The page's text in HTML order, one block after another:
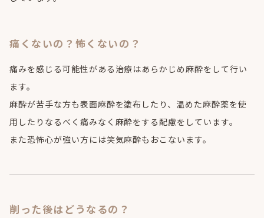
痛くないの？怖くないの？
痛みを感じる可能性がある治療はあらかじめ麻酔をして行い
ます。
麻酔が苦手な方も表面麻酔を塗布したり、温めた麻酔薬を使
用したりなるべく痛みなく麻酔をする配慮をしています。
また恐怖心が強い方には笑気麻酔もおこないます。
削った後はどうなるの？